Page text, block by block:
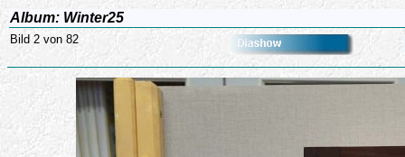
Album: Winter25
Bild 2 von 82